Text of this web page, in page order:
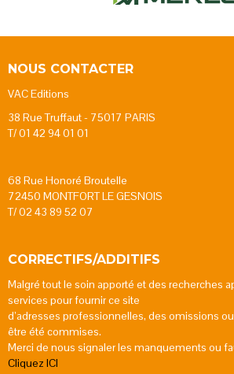
NOUS CONTACTER
VAC Editions
38 Rue Truffaut - 75017 PARIS
T/ 01 42 94 01 01
68 Rue Honoré Broutelle
72450 MONTFORT LE GESNOIS
T/ 02 43 89 52 07
CORRECTIFS/ADDITIFS
Malgré tout le soin apporté et des recherches
services pour fournir ce site
d’adresses professionnelles, des omissions
être été commises.
Merci de nous signaler les manquements ou
Cliquez ICI